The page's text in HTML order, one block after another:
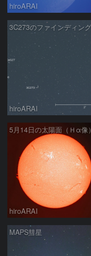
hiroARAI
hiroARAI
5月14日の太陽面（Ｈα像）
hiroARAI
MAPS彗星